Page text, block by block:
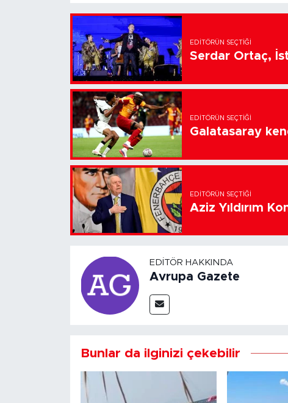
EDITÖRÜN SEÇTIĞI
Serdar Ortaç,
EDITÖRÜN SEÇTIĞI
Galatasaray
EDITÖRÜN SEÇTIĞI
Aziz Yıldırım
EDITÖR HAKKINDA
Avrupa Gazete
Bunlar da ilginizi çekebilir